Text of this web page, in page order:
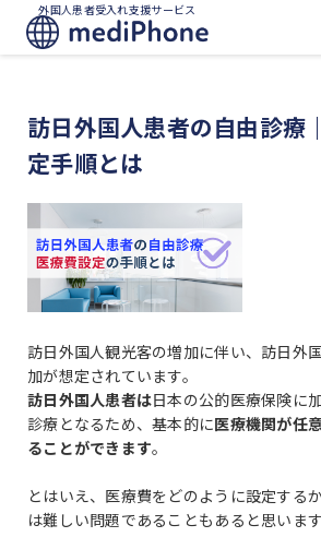
外国人患者受入れ支援サービス
訪日外国人患者の自由診療
定手順とは
訪日外国人観光客の増加に伴い、訪日外
加が想定されています。
訪日外国人患者は日本の公的医療保険に
診療となるため、基本的に医療機関が任
ることができます。
とはいえ、医療費をどのように設定する
は難しい問題であることもあると思います